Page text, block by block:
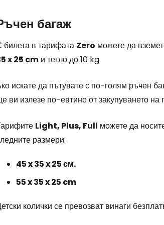
багаж
билета в тарифата Zero можете да
x 25 cm и тегло до 10 kg.
искате да пътувате с по-голям ръчен
ви излезе по-евтино от закупуването
Light, Plus, Full можете да
размери:
45 x 35 x 25 см.
55 x 35 x 25 cm
колички се превозват винаги